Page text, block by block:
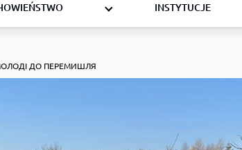
INSTYTUCJE
ДО ПЕРЕМИШЛЯ